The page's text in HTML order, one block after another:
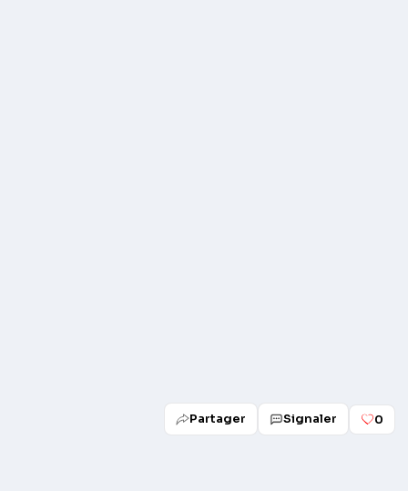
Partager Signaler 0